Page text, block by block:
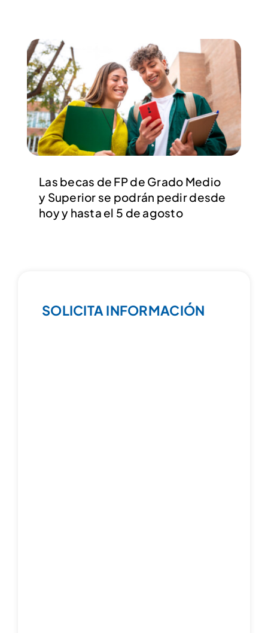
Las becas de FP de Grado Medio
y Superior se podrán pedir desde
hoy y hasta el 5 de agosto
SOLICITA INFORMACIÓN